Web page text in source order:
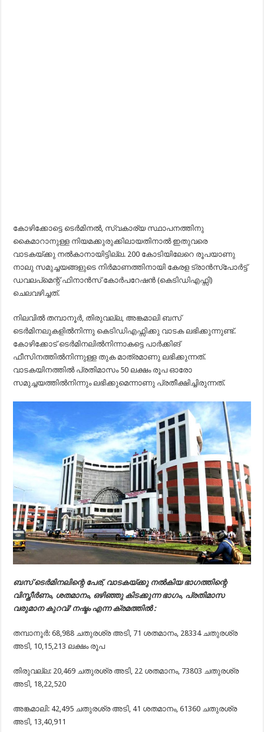
കോഴിക്കോട്ടെ ടെർമിനൽ, സ്വകാര്യ സ്ഥാപനത്തിനു
കൈമാറാനുള്ള നിയമക്കുരുക്കിലായതിനാൽ ഇതുവരെ
വാടകയ്ക്കു നൽകാനായിട്ടില്ല. 200 കോടിയിലേറെ രൂപയാണു
നാലു സമുച്ചയങ്ങളുടെ നിർമാണത്തിനായി കേരള ട്രാൻസ്പോർട്ട്
ഡവലപ്മെന്റ് ഫിനാൻസ് കോർപറേഷൻ (കെടിഡിഎഫ്സി)
ചെലവഴിച്ചത്.
നിലവിൽ തമ്പാനൂർ, തിരുവല്ല, അങ്കമാലി ബസ്
ടെർമിനലുകളിൽനിന്നു കെടിഡിഎഫ്സിക്കു വാടക ലഭിക്കുന്നുണ്ട്.
കോഴിക്കോട് ടെർമിനലിൽനിന്നാകട്ടെ പാർക്കിങ്
ഫീസിനത്തിൽനിന്നുള്ള തുക മാത്രമാണു ലഭിക്കുന്നത്.
വാടകയിനത്തിൽ പ്രതിമാസം 50 ലക്ഷം രൂപ ഓരോ
സമുച്ചയത്തിൽനിന്നും ലഭിക്കുമെന്നാണു പ്രതീക്ഷിച്ചിരുന്നത്.
ബസ് ടെർമിനലിന്റെ പേര്, വാടകയ്ക്കു നൽകിയ ഭാഗത്തിന്റെ
വിസ്തീർണം, ശതമാനം, ഒഴിഞ്ഞു കിടക്കുന്ന ഭാഗം, പ്രതിമാസ
വരുമാന കുറവ്/ നഷ്ടം എന്ന ക്രമത്തിൽ :
തമ്പാനൂർ: 68,988 ചതുരശ്ര അടി, 71 ശതമാനം, 28334 ചതുരശ്ര
അടി, 10,15,213 ലക്ഷം രൂപ
തിരുവല്ല: 20,469 ചതുരശ്ര അടി, 22 ശതമാനം, 73803 ചതുരശ്ര
അടി, 18,22,520
അങ്കമാലി: 42,495 ചതുരശ്ര അടി, 41 ശതമാനം, 61360 ചതുരശ്ര
അടി, 13,40,911